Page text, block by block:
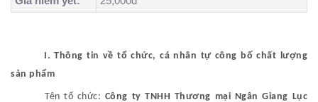
I. Thông tin về tổ chức, cá nhân tự công bố chất lượng
sản phẩm
Tên tổ chức: Công ty TNHH Thương mại Ngân Giang Lục